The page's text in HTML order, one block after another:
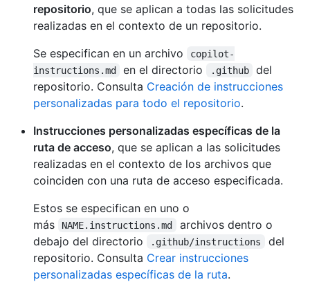
repositorio, que se aplican a todas las solicitudes
realizadas en el contexto de un repositorio.
Se especifican en un archivo
copilot-
instructions.md
en el directorio .github
del
repositorio. Consulta Creación de instrucciones
personalizadas para todo el repositorio.
Instrucciones personalizadas específicas de la
ruta de acceso, que se aplican a las solicitudes
realizadas en el contexto de los archivos que
coinciden con una ruta de acceso especificada.
Estos se especifican en uno o
más
NAME.instructions.md
archivos dentro o
debajo del directorio
.github/instructions
del
repositorio. Consulta Crear instrucciones
personalizadas específicas de la ruta.